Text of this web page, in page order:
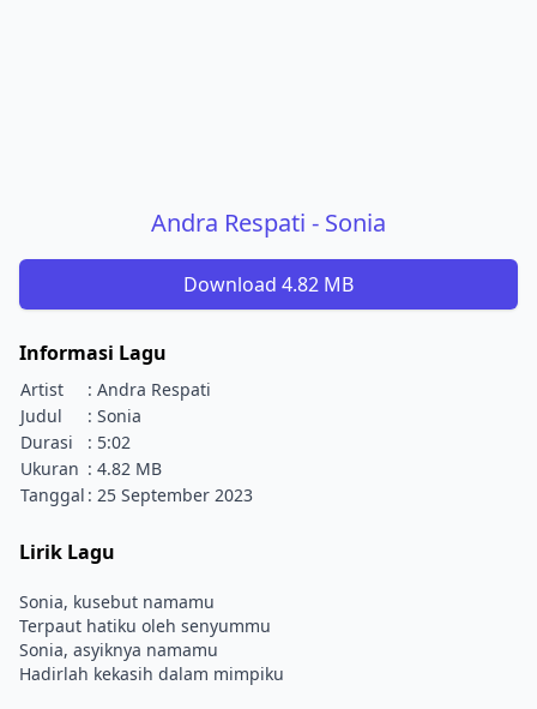
Andra Respati - Sonia
Download 4.82 MB
Informasi Lagu
Artist
: Andra Respati
Judul
: Sonia
Durasi
: 5:02
Ukuran : 4.82 MB
Tanggal : 25 September 2023
Lirik Lagu
Sonia, kusebut namamu
Terpaut hatiku oleh senyummu
Sonia, asyiknya namamu
Hadirlah kekasih dalam mimpiku